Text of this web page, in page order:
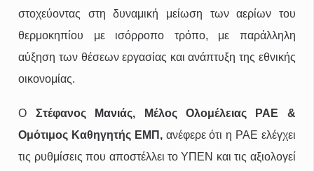
στοχεύοντας στη δυναμική μείωση των αερίων του
θερμοκηπίου με ισόρροπο τρόπο, με παράλληλη
αύξηση των θέσεων εργασίας και ανάπτυξη της εθνικής
οικονομίας.
O Στέφανος Μανιάς, Μέλος Ολομέλειας ΡΑΕ &
Ομότιμος Καθηγητής ΕΜΠ, ανέφερε ότι η ΡΑΕ ελέγχει
τις ρυθμίσεις που αποστέλλει το ΥΠΕΝ και τις αξιολογεί